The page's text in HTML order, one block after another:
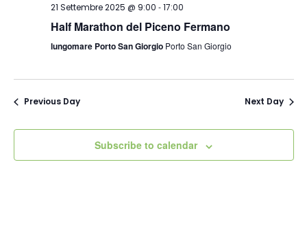
21 Settembre 2025 @ 9:00 -17:00
Half Marathon del Piceno Fermano
lungomare Porto San Giorgio Porto San Giorgio
Previous Day Next Day
Subscribe to calendar